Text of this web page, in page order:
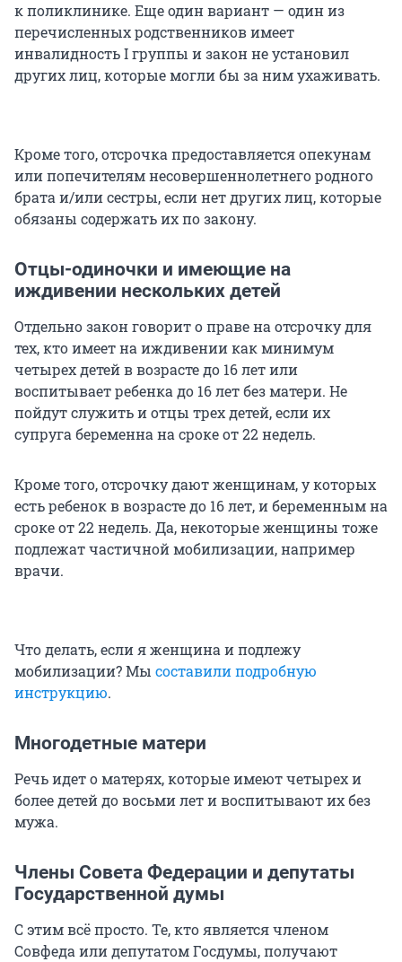
к поликлинике. Еще один вариант — один из
перечисленных родственников имеет
инвалидность I группы и закон не установил
других лиц, которые могли бы за ним ухаживать.
Кроме того, отсрочка предоставляется опекунам
или попечителям несовершеннолетнего родного
брата и/или сестры, если нет других лиц, которые
обязаны содержать их по закону.
Отцы-одиночки и имеющие на
иждивении нескольких детей
Отдельно закон говорит о праве на отсрочку для
тех, кто имеет на иждивении как минимум
четырех детей в возрасте до 16 лет или
воспитывает ребенка до 16 лет без матери. Не
пойдут служить и отцы трех детей, если их
супруга беременна на сроке от 22 недель.
Кроме того, отсрочку дают женщинам, у которых
есть ребенок в возрасте до 16 лет, и беременным на
сроке от 22 недель. Да, некоторые женщины тоже
подлежат частичной мобилизации, например
врачи.
Что делать, если я женщина и подлежу
мобилизации? Мы составили подробную
инструкцию.
Многодетные матери
Речь идет о матерях, которые имеют четырех и
более детей до восьми лет и воспитывают их без
мужа.
Члены Совета Федерации и депутаты
Государственной думы
С этим всё просто. Те, кто является членом
Совфеда или депутатом Госдумы, получают